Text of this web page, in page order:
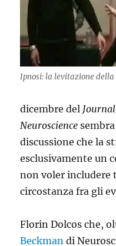
Ipnosi: la levitazione della
dicembre del
Neuroscience
discussione che la
esclusivamente un
non voler
circostanza fra gli
Florin Dolcos che,
Beckman di